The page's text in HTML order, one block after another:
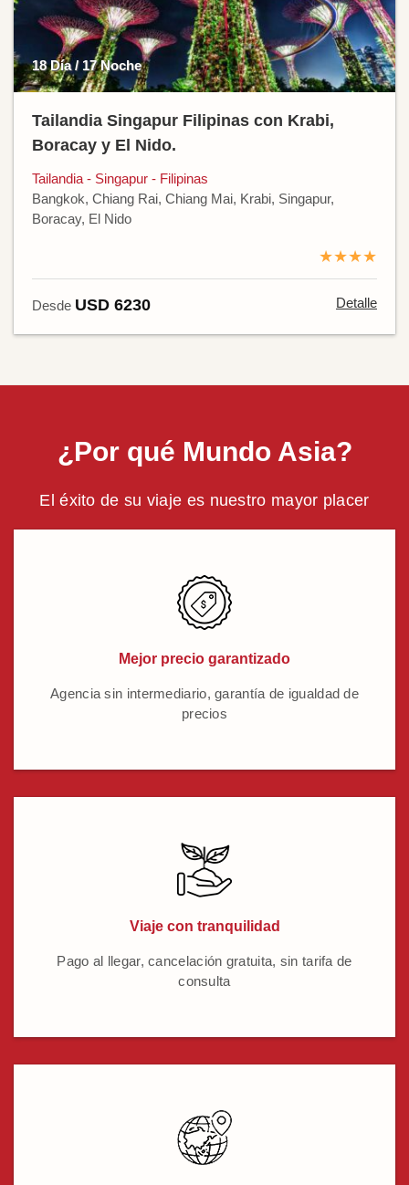
18 Día / 17 Noche
Tailandia Singapur Filipinas con Krabi,
Boracay y El Nido.
Tailandia - Singapur - Filipinas
Bangkok, Chiang Rai, Chiang Mai, Krabi, Singapur,
Boracay, El Nido
★★★★
Desde USD 6230 Detalle
¿Por qué Mundo Asia?
El éxito de su viaje es nuestro mayor placer
Mejor precio garantizado
Agencia sin intermediario, garantía de igualdad de
precios
Viaje con tranquilidad
Pago al llegar, cancelación gratuita, sin tarifa de
consulta